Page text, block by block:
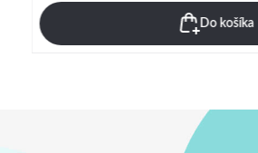
Do košíka